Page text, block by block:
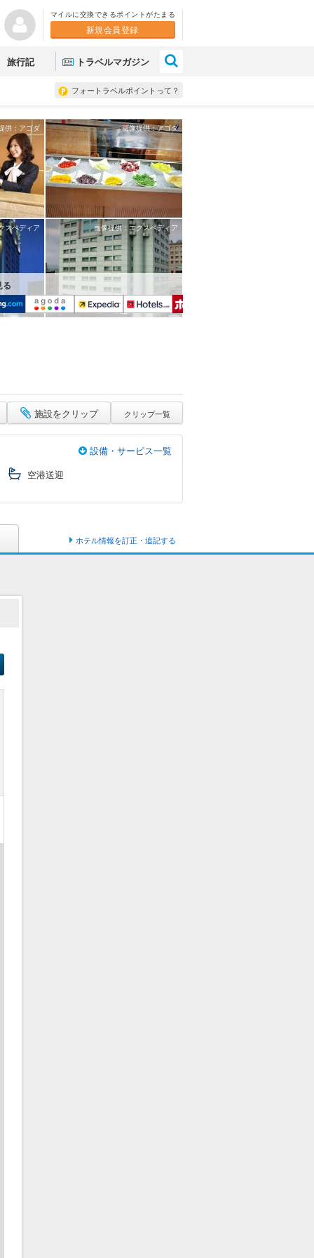
マイルに交換できるポイントがたまる
新規会員登録
旅行記 トラベルマガジン
フォートラベルポイントって？
供：アゴダ 画像提供：アゴダ
スペディア 画像提供：エクスペディア
る
施設をクリップ クリップ一覧
設備・サービス一覧
空港送迎
ホテル情報を訂正・追記する